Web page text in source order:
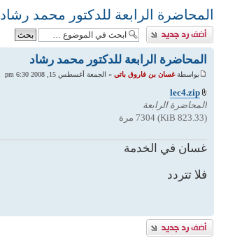
المحاضرة الرابعة للدكتور محمد رشاد
إضافة رد
المحاضرة الرابعة للدكتور محمد رشاد
بواسطةغسان بن فاروق باتي » الجمعة أغسطس 15, 2008 6:30 pm
lec4.zip
المحاضرة الرابعة
(823.33 KiB) 7304 مرة
غسان في الخدمة
فلا تتردد
إضافة رد